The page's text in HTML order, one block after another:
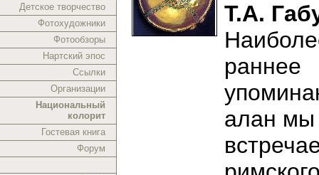
Детское творчество
Фотохудожники
Фотообзоры
Нартский эпос
Ссылки
Организации
Национальный
колорит
Гостевая книга
Форум
Т.А.
раннее
алан мы